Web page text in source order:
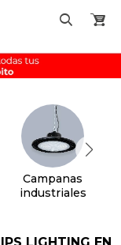
Campanas
industriales